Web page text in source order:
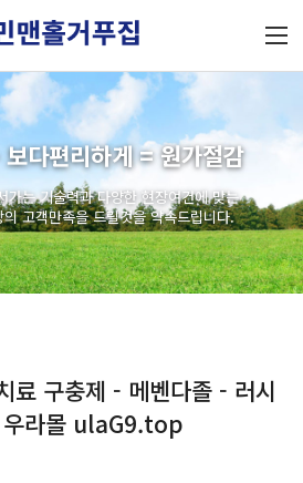
다편리하게 = 원가절감
가는 기술력과 다양한 현장여건에 맞는
고객만족을 드릴것을 약속드립니다.
료 구충제 - 메벤다졸 - 러시
우라몰 ulaG9.top